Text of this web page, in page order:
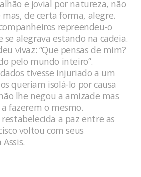
e jovial por natureza, não
de certa forma, alegre.
repreendeu-o
se alegrava estando na cadeia.
vivaz: “Que pensas de mim?
pelo mundo inteiro”.
tivesse injuriado a um
queriam isolá-lo por causa
lhe negou a amizade mas
fazerem o mesmo.
a paz entre as
voltou com seus